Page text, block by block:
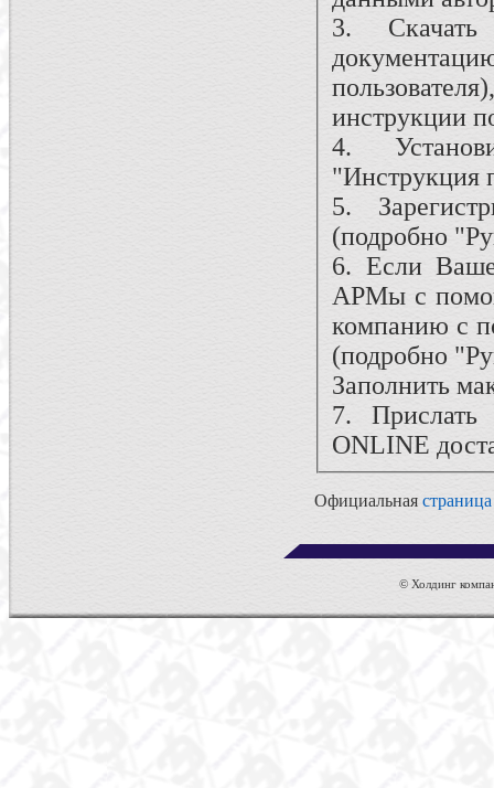
3.
инструкции
4.
"Инструкция
5.
(подробно
6. Если
АРМы с
компанию с
(подробно
Заполнить
7.
ONLINE
Официальная страница
© Холдинг